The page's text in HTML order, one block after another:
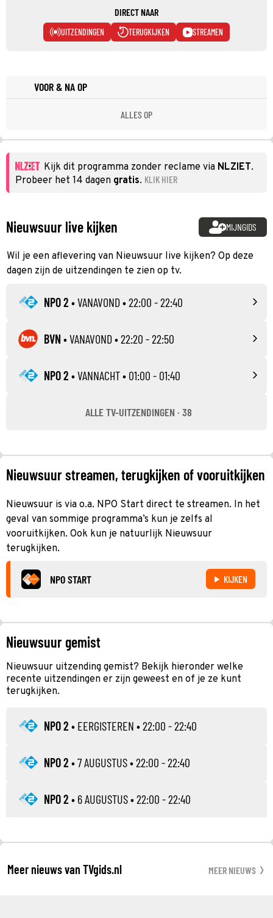
DIRECT NAAR
UITZENDINGEN TERUGKIJKEN STREAMEN
VOOR & NA OP
ALLES OP
Kijk dit programma zonder reclame via NLZIET.
Probeer het 14 dagen gratis. KLIK HIER
Nieuwsuur live kijken MIJNGIDS
Wil je een aflevering van Nieuwsuur live kijken? Op deze
dagen zijn de uitzendingen te zien op tv.
NPO 2 •VANAVOND • 22:00 - 22:40
BVN •VANAVOND • 22:20 - 22:50
NPO 2 •VANNACHT• 01:00 - 01:40
ALLE TV-UITZENDINGEN · 38
Nieuwsuur streamen, terugkijken of vooruitkijken
Nieuwsuur is via o.a. NPO Start direct te streamen. In het
geval van sommige programma’s kun je zelfs al
vooruitkijken. Ook kun je natuurlijk Nieuwsuur
terugkijken.
NPO START KIJKEN
Nieuwsuur gemist
Nieuwsuur uitzending gemist? Bekijk hieronder welke
recente uitzendingen er zijn geweest en of je ze kunt
terugkijken.
NPO 2 • EERGISTEREN • 22:00 - 22:40
NPO 2 •7 AUGUSTUS• 22:00 - 22:40
NPO 2 • 6 AUGUSTUS• 22:00 - 22:40
Meer nieuws van TVgids.nl MEER NIEUWS